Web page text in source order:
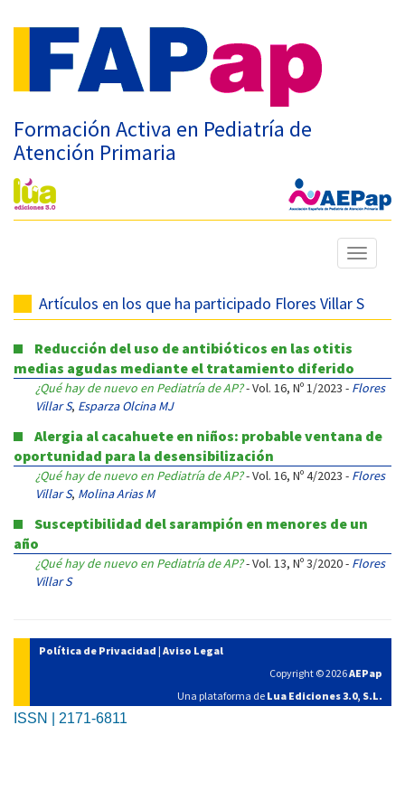
Formación Activa en Pediatría de
Atención Primaria
Mostrar
menú
Artículos en los que ha participado Flores Villar S
Reducción del uso de antibióticos en las otitis
medias agudas mediante el tratamiento diferido
¿Qué hay de nuevo en Pediatría de AP?- Vol. 16, Nº 1/2023 - Flores
Villar S, Esparza Olcina MJ
Alergia al cacahuete en niños: probable ventana de
oportunidad para la desensibilización
¿Qué hay de nuevo en Pediatría de AP?- Vol. 16, Nº 4/2023 - Flores
Villar S, Molina Arias M
Susceptibilidad del sarampión en menores de un
año
¿Qué hay de nuevo en Pediatría de AP?- Vol. 13, Nº 3/2020 - Flores
Villar S
Política de Privacidad | Aviso Legal
Copyright © 2026AEPap
Una plataforma de Lua Ediciones 3.0, S.L.
ISSN | 2171-6811